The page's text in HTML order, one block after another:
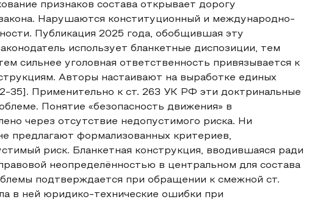
признаков состава открывает дорогу
Нарушаются конституционный и международно-
Публикация 2025 года, обобщившая эту
использует бланкетные диспозиции, тем
сильнее уголовная ответственность привязывается к
Авторы настаивают на выработке единых
35]. Применительно к ст. 263 УК РФ эти доктринальные
Понятие «безопасность движения» в
через отсутствие недопустимого риска. Ни
предлагают формализованных критериев,
риск. Бланкетная конструкция, вводившаяся ради
неопределённостью в центральном для состава
подтверждается при обращении к смежной ст.
в ней юридико-технические ошибки при